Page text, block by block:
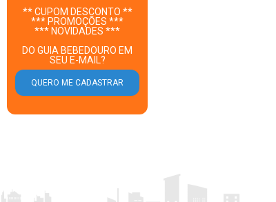
** CUPOM DESCONTO **
*** PROMOÇÕES ***
*** NOVIDADES ***
DO GUIA BEBEDOURO EM
SEU E-MAIL?